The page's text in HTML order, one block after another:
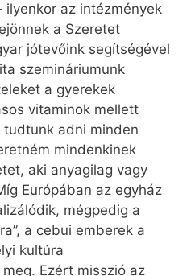
ilyenkor az intézmények
a Szeretet
jótevőink segítségével
szemináriumunk
a gyerekek
vitaminok mellett
adni minden
mindenkinek
aki anyagilag vagy
Európában az egyház
mégpedig a
a cebui emberek a
kultúra
Ezért misszió az